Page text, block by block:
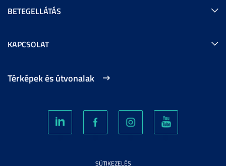
BETEGELLÁTÁS
KAPCSOLAT
Térképek és útvonalak
SÜTIKEZELÉS